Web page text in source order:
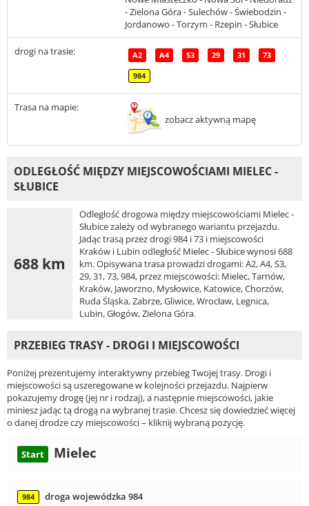
- Zielona Góra - Sulechów - Świebodzin -
Jordanowo - Torzym - Rzepin - Słubice
drogi na trasie: A2 A4 S3 29 31 73
984
Trasa na mapie:
zobacz aktywną mapę
ODLEGŁOŚĆ MIĘDZY MIEJSCOWOŚCIAMI MIELEC -
SŁUBICE
688 km
Odległość drogowa między miejscowościami Mielec -
Słubice zależy od wybranego wariantu przejazdu.
Jadąc trasą przez drogi 984 i 73 i miejscowości
Kraków i Lubin odległość Mielec - Słubice wynosi 688
km. Opisywana trasa prowadzi drogami: A2, A4, S3,
29, 31, 73, 984, przez miejscowości: Mielec, Tarnów,
Kraków, Jaworzno, Mysłowice, Katowice, Chorzów,
Ruda Śląska, Zabrze, Gliwice, Wrocław, Legnica,
Lubin, Głogów, Zielona Góra.
PRZEBIEG TRASY - DROGI I MIEJSCOWOŚCI
Poniżej prezentujemy interaktywny przebieg Twojej trasy. Drogi i
miejscowości są uszeregowane w kolejności przejazdu. Najpierw
pokazujemy drogę (jej nr i rodzaj), a następnie miejscowości, jakie
miniesz jadąc tą drogą na wybranej trasie. Chcesz się dowiedzieć więcej
o danej drodze czy miejscowości – kliknij wybraną pozycję.
Start Mielec
984
droga wojewódzka 984